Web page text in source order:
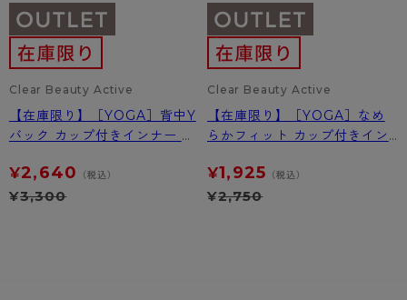
Clear Beauty Active
【在庫限り】［YOGA］背中Y
バック カップ付きインナー ボ
¥2,640 （税込）
¥3,300
Clear Beauty Active
【在庫限り】［YOGA］なめ
らかフィット カップ付きイン
¥1,925 （税込）
¥2,750